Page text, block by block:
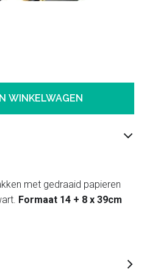
WINKELWAGEN
met gedraaid papieren
Formaat 14 + 8 x 39cm